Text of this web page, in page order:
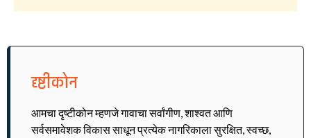
दृष्टीकोन
आमचा दृष्टीकोन म्हणजे गावाचा सर्वांगीण, शाश्वत आणि
सर्वसमावेशक विकास साधून प्रत्येक नागरिकाला सुरक्षित, स्वच्छ,